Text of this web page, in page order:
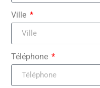
Ville
Téléphone